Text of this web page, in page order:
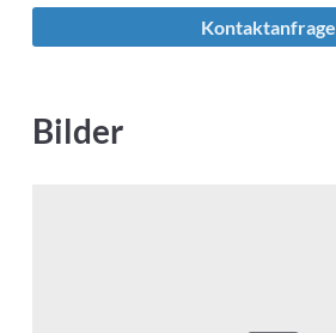
Kontaktanfrage
Bilder